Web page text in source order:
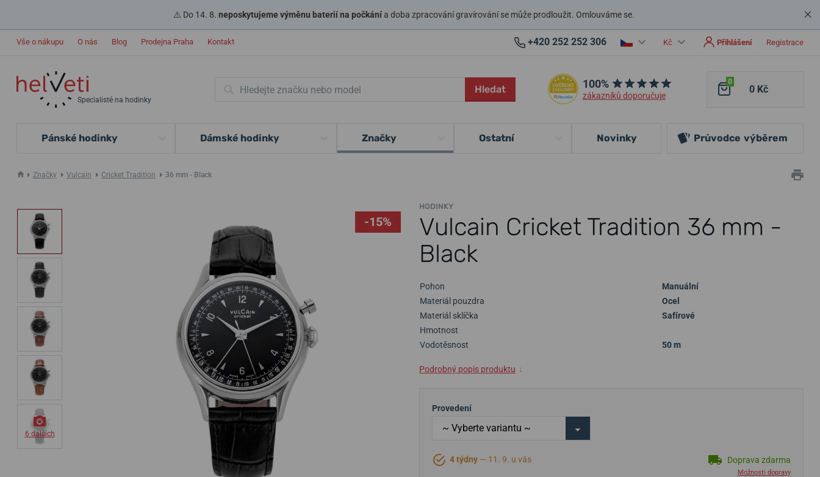
⚠️ Do 14. 8. neposkytujeme výměnu baterií na počkánía doba zpracování gravírování se může prodloužit. Omlouváme se.
Vše o nákupu O nás Blog Prodejna Praha Kontakt +420 252 252 306 Kč Přihlášení Registrace
Specialisté na hodinky
Hledat 100%
zákazníků doporučuje
0
0 Kč
Pánské hodinky Dámské hodinky Značky Ostatní Novinky Průvodce výběrem
Značky Vulcain Cricket Tradition 36 mm - Black
HODINKY
Vulcain Cricket Tradition 36 mm -
Black
-15%
6 dalších
Pohon
Manuální
Materiál pouzdra
Ocel
Materiál sklíčka
Safírové
Hmotnost
Vodotěsnost
50 m
Podrobný popis produktu ↓
Provedení
4 týdny — 11. 9. u vás Doprava zdarma
Možnosti dopravy